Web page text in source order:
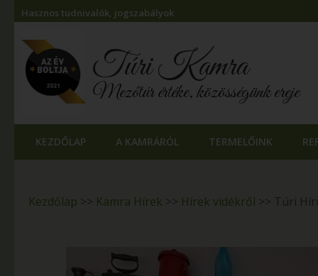
Hasznos tudnivalók, jogszabályok
Túri Kamra
Mezőtúr értéke, közösségünk ereje
KEZDŐLAP A KAMRÁRÓL TERMELŐINK
Kezdőlap >> Kamra Hírek >> Hírek vidékről >> Túri